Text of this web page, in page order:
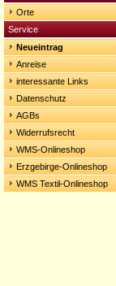
Orte
Service
Neueintrag
Anreise
interessante Links
Datenschutz
AGBs
Widerrufsrecht
WMS-Onlineshop
Erzgebirge-Onlineshop
WMS Textil-Onlineshop